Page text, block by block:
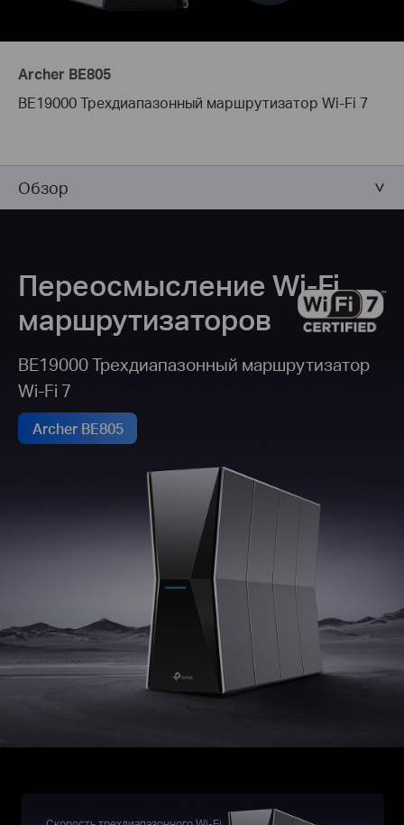
Archer BE805
BE19000 Трехдиапазонный маршрутизатор Wi-Fi 7
Обзор
Переосмысление Wi-Fi
маршрутизаторов
BE19000 Трехдиапазонный маршрутизатор
Wi-Fi 7
Archer BE805